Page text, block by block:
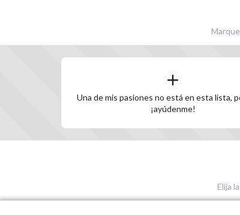
Una de mis pasiones no está en esta lista,
¡ayúdenme!
Elija